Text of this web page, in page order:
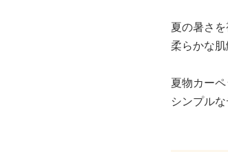
夏の暑さ
柔らかな
夏物カー
シンプル